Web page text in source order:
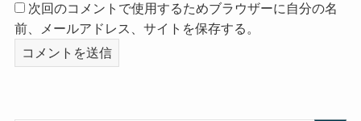
次回のコメントで使用するためブラウザーに自分の名
前、メールアドレス、サイトを保存する。